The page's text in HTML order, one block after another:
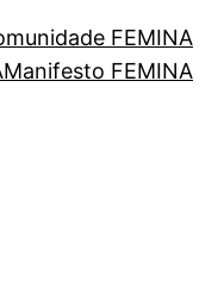
FEMINA
Manifesto FEMINA